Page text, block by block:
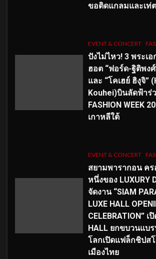
ขอติดแกลมและเท่
EVENT & CONCERT
ปังไม่ไหว! 3 พระเ
ฮอต “ฟอร์ด-ฐิติพงศ์
และ “โคเฮย์ ฮิงุจิ”
Kouhei)บินลัดฟ้าร่
FASHION WEEK
เกาหลีใต้
EVENT & CONCERT
สยามพารากอน คร
หนึ่งของ LUXURY
จัดงาน “SIAM
LUXE HALL
CELEBRATION” เ
HALL ยกขบวนแบ
โลกเปิดแฟล็กชิปส
เมืองไทย